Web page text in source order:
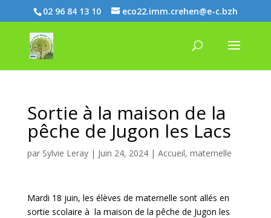
02 96 84 13 10 eco22.imm.crehen@e-c.bzh
Sortie à la maison de la
pêche de Jugon les Lacs
par Sylvie Leray| Juin 24, 2024| Accueil, maternelle
Mardi 18 juin, les élèves de maternelle sont allés en
sortie scolaire à la maison de la pêche de Jugon les